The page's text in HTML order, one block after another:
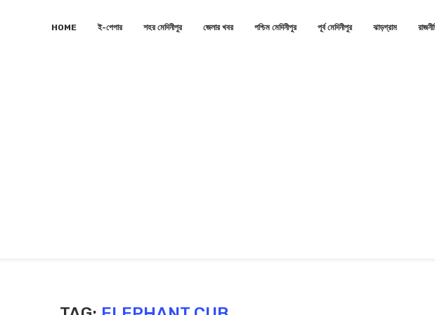
HOME ই-পেপার শহর মেদিনীপুর জেলার খবর পশ্চিম মেদিনীপুর পূর্ব মেদিনীপুর ঝাড়গ্রাম